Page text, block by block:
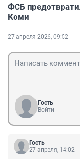
ФСБ
Коми
27 апреля 2026, 09:52
Гость
Войти
Гость
27 апреля, 14:02